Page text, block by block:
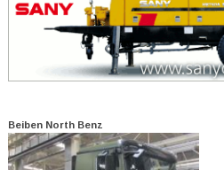
Beiben North Benz